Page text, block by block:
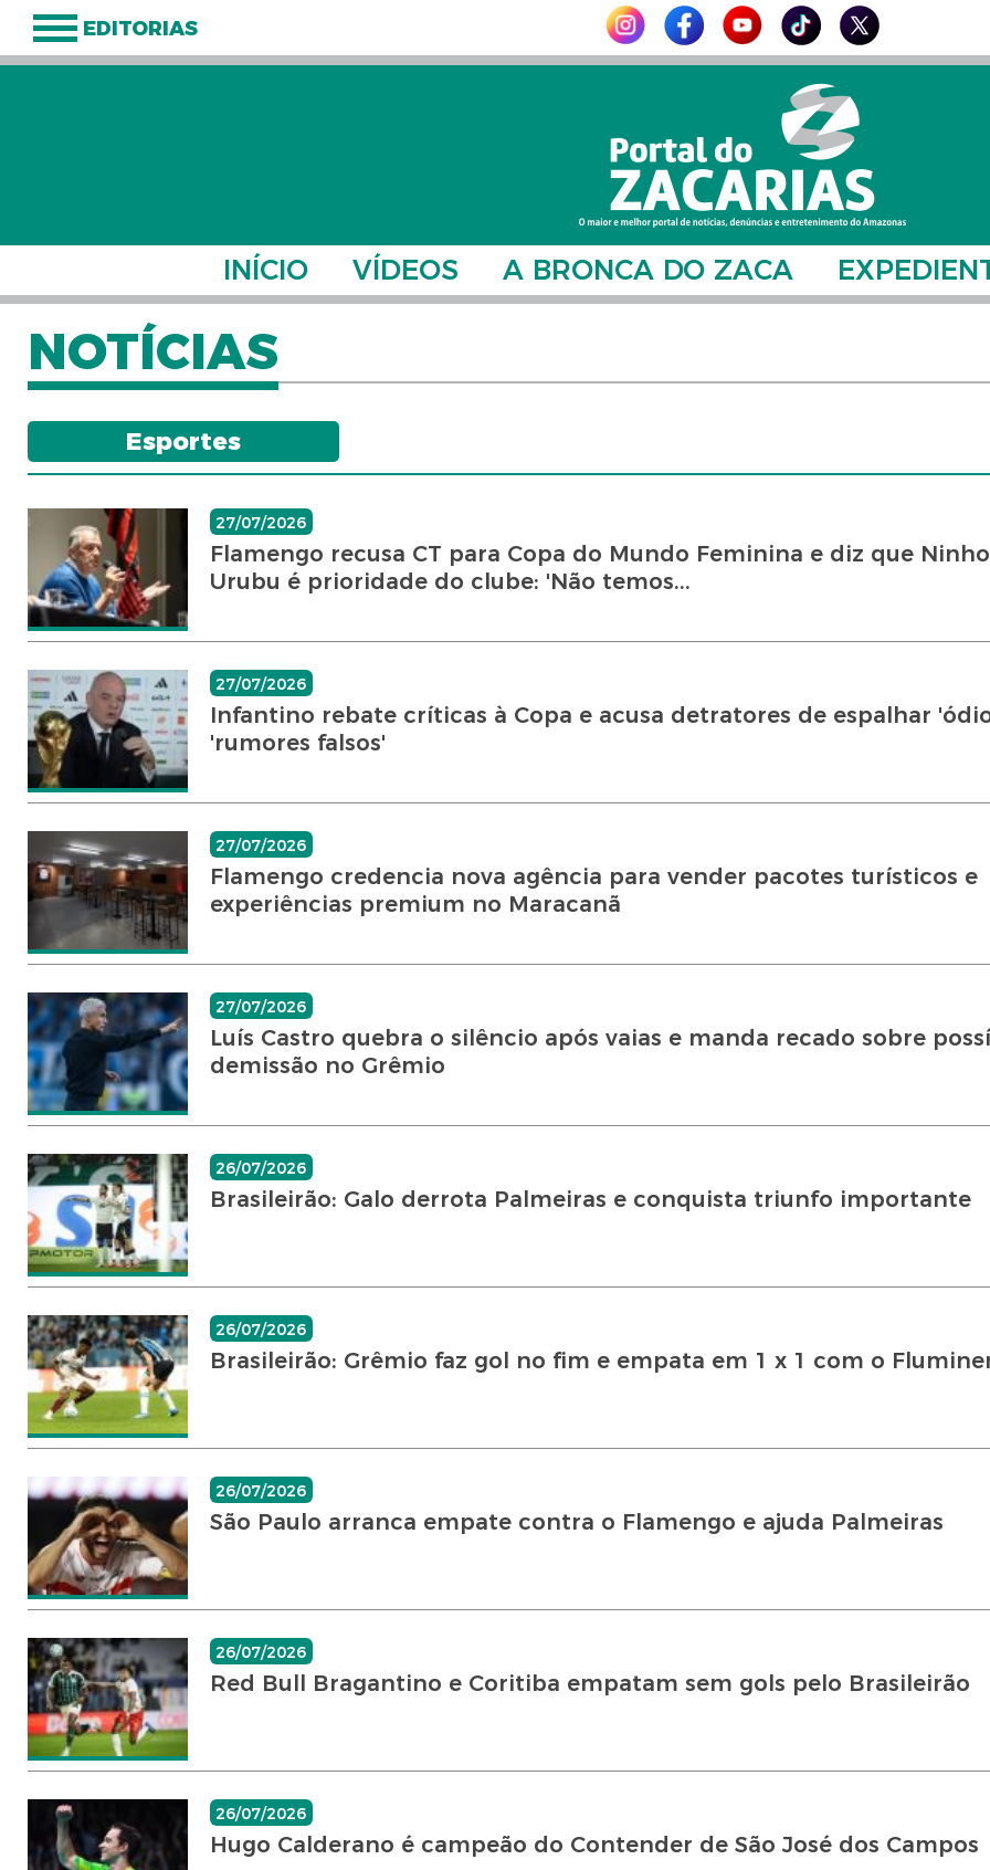
EDITORIAS
INÍCIO VÍDEOS A BRONCA DO ZACA
NOTÍCIAS
Esportes
27/07/2026
Flamengo recusa CT para Copa do Mundo Feminina e diz que
Urubu é prioridade do clube: 'Não temos...
27/07/2026
Infantino rebate críticas à Copa e acusa detratores de espalhar
'rumores falsos'
27/07/2026
Flamengo credencia nova agência para vender pacotes turísticos e
experiências premium no Maracanã
27/07/2026
Luís Castro quebra o silêncio após vaias e manda recado sobre
demissão no Grêmio
26/07/2026
Brasileirão: Galo derrota Palmeiras e conquista triunfo importante
26/07/2026
Brasileirão: Grêmio faz gol no fim e empata em 1 x 1 com o
26/07/2026
São Paulo arranca empate contra o Flamengo e ajuda Palmeiras
26/07/2026
Red Bull Bragantino e Coritiba empatam sem gols pelo Brasileirão
26/07/2026
Hugo Calderano é campeão do Contender de São José dos Campos